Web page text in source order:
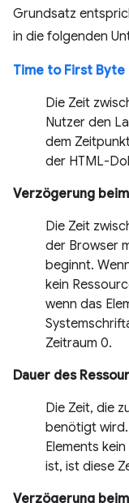
Grundsatz
in die folgenden
Time to First Byte
Die Zeit
Nutzer den
dem
der HTML-
Verzögerung
Die Zeit
der Browser
beginnt.
kein
wenn das
Zeitraum 0.
Dauer des
Die Zeit, die
benötigt
Elements
ist, ist diese
Verzögerung